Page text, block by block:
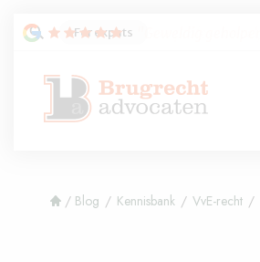
/ Blog / Kennisbank / VvE-recht /
For expats